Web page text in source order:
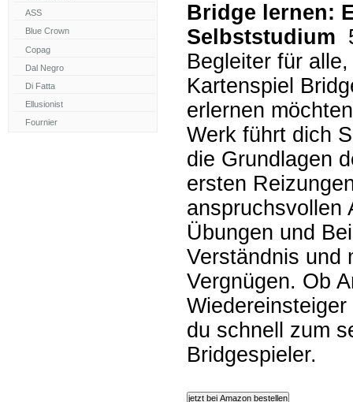
Bridge lernen:
Selbststudium
Begleiter für
Kartenspiel
erlernen
Werk führt dich
die Grundlagen
ersten
anspruchsvollen
Übungen und
Verständnis und
Vergnügen. Ob
du schnell zum
Bridgespieler.